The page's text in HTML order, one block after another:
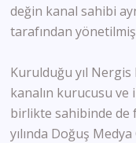
değin kanal sahibi
tarafından
Kurulduğu yıl
kanalın kurucusu ve
birlikte sahibinde de
yılında Doğuş